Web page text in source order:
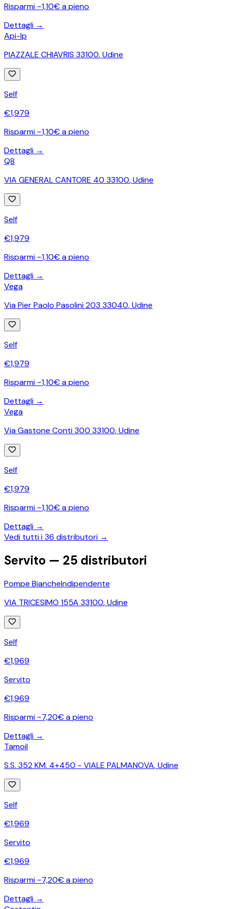
Risparmi ~1,10€ a pieno
Dettagli →
Api-Ip
PIAZZALE CHIAVRIS 33100,Udine
Self
€1,979
Risparmi ~1,10€ a pieno
Dettagli →
Q8
VIA GENERAL CANTORE 40 33100,Udine
Self
€1,979
Risparmi ~1,10€ a pieno
Dettagli →
Vega
Via Pier Paolo Pasolini 203 33040,Udine
Self
€1,979
Risparmi ~1,10€ a pieno
Dettagli →
Vega
Via Gastone Conti 300 33100,Udine
Self
€1,979
Risparmi ~1,10€ a pieno
Dettagli →
Vedi tutti i36 distributori →
Servito — 25 distributori
Pompe BiancheIndipendente
VIA TRICESIMO 155A 33100,Udine
Self
€1,969
Servito
€1,969
Risparmi ~7,20€ a pieno
Dettagli →
Tamoil
S.S. 352 KM. 4+450 - VIALE PALMANOVA,Udine
Self
€1,969
Servito
€1,969
Risparmi ~7,20€ a pieno
Dettagli →